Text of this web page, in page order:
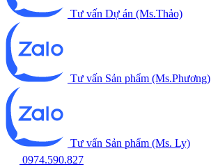
Tư vấn Dự án (Ms.Thảo)
Tư vấn Sản phẩm (Ms.Phương)
Tư vấn Sản phẩm (Ms. Ly)
0974.590.827